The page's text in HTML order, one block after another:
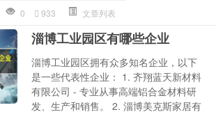
0 933 文章列表
淄博工业园区有哪些企业
淄博工业园区拥有众多知名企业，以下
是一些代表性企业： 1. 齐翔蓝天新材料
有限公司 - 专业从事高端铝合金材料研
发、生产和销售。 2. 淄博美克斯家居有